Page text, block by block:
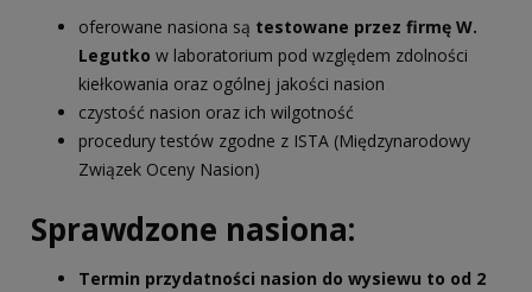
oferowane nasiona są testowane przez firmę W.
Legutko w laboratorium pod względem zdolności
kiełkowania oraz ogólnej jakości nasion
czystość nasion oraz ich wilgotność
procedury testów zgodne z ISTA (Międzynarodowy
Związek Oceny Nasion)
Sprawdzone nasiona:
Termin przydatności nasion do wysiewu to od 2